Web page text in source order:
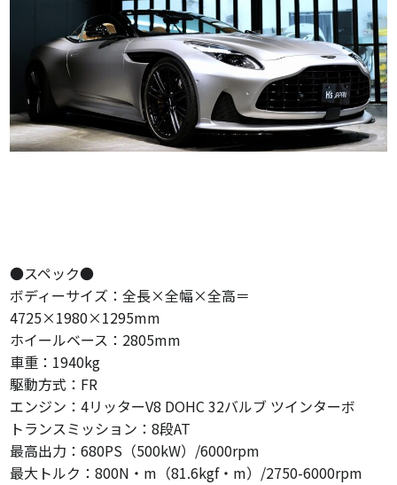
●スペック●
ボディーサイズ：全長×全幅×全高＝
4725×1980×1295mm
ホイールベース：2805mm
車重：1940kg
駆動方式：FR
エンジン：4リッターV8 DOHC 32バルブ ツインターボ
トランスミッション：8段AT
最高出力：680PS（500kW）/6000rpm
最大トルク：800N・m（81.6kgf・m）/2750-6000rpm